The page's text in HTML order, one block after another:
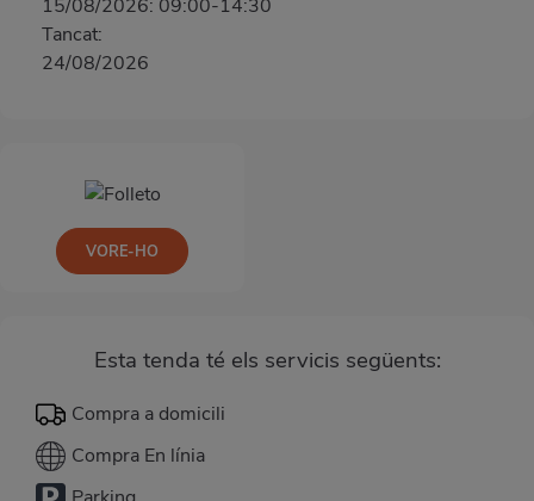
15/08/2026: 09:00-14:30
Tancat:
24/08/2026
Esta tenda té els servicis següents:
Compra a domicili
Compra En línia
VORE-HO